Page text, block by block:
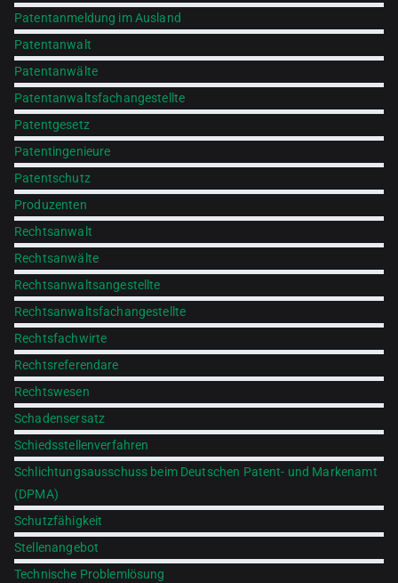
Patentanmeldung im Ausland
Patentanwalt
Patentanwälte
Patentanwaltsfachangestellte
Patentgesetz
Patentingenieure
Patentschutz
Produzenten
Rechtsanwalt
Rechtsanwälte
Rechtsanwaltsangestellte
Rechtsanwaltsfachangestellte
Rechtsfachwirte
Rechtsreferendare
Rechtswesen
Schadensersatz
Schiedsstellenverfahren
Schlichtungsausschuss beim Deutschen Patent- und Markenamt
(DPMA)
Schutzfähigkeit
Stellenangebot
Technische Problemlösung